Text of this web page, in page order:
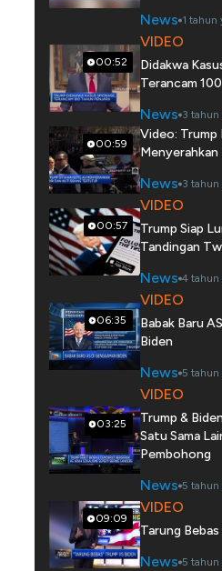
News 1 tahun
00:52
VIDEO
Didakwa
Terancam
News 3 tahun
00:59
Video: Trump
Menyerahkan
News 3 tahun
00:57
VIDEO
Trump Siap
Tandingan
News 4 tahun
06:35
VIDEO
Babak Baru
Biden
News 5 tahun
03:25
VIDEO
Trump &
Satu Sama
Pembohong
News 5 tahun
09:09
VIDEO
Tarung
News 5 tahun